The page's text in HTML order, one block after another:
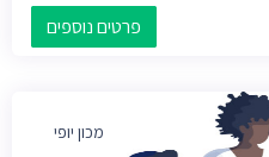
פרטים נוספים
מכון יופי